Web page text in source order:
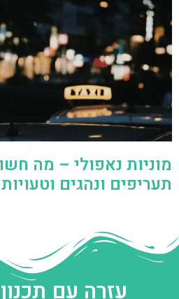
מוניות נאפולי – מה
תעריפים ונהגים
עזרה עם